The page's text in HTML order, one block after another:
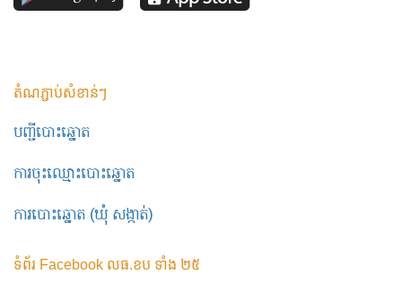
តំណភ្ជាប់សំខាន់ៗ
បញ្ជីបោះឆ្នោត
ការចុះឈ្មោះបោះឆ្នោត
ការបោះឆ្នោត (ឃុំ សង្កាត់)
ទំព័រ Facebook លធ.ខប ទាំង ២៥